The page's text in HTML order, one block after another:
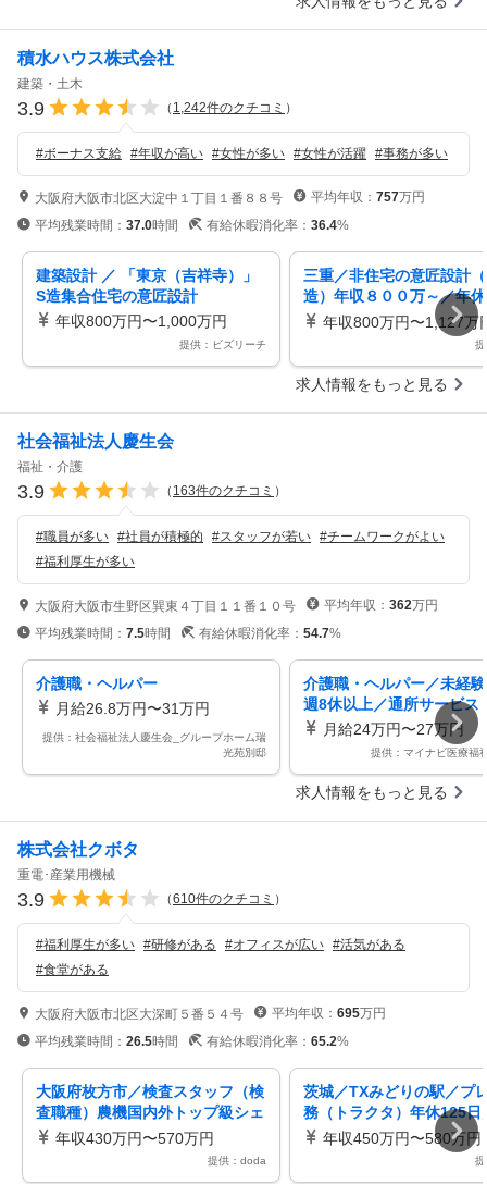
積水ハウス株式会社
建築・土木
3.9 （ 1,242件のクチコミ ）
#ボーナス支給 #年収が高い #女性が多い #女性が活躍 #事務が多い
大阪府大阪市北区大淀中１丁目１番８８号 平均年収： 757万円
平均残業時間： 37.0時間 有給休暇消化率： 36.4%
建築設計 ／ 「東京（吉祥寺）」
S造集合住宅の意匠設計
年収800万円〜1,000万円
提供：ビズリーチ
三重／非住宅の意匠設計
造）年収８００万～／年
／残業３０ｈ／累積建築
年収800万円〜1,127万
求人情報をもっと見る
社会福祉法人慶生会
福祉・介護
3.9 （ 163件のクチコミ ）
#職員が多い #社員が積極的 #スタッフが若い #チームワークがよい
#福利厚生が多い
大阪府大阪市生野区巽東４丁目１１番１０号 平均年収： 362万円
平均残業時間： 7.5時間 有給休暇消化率： 54.7%
介護職・ヘルパー
月給26.8万円〜31万円
提供：社会福祉法人慶生会_グループホーム瑞
光苑別邸
介護職・ヘルパー／未経
週8休以上／通所サービス
月給24万円〜27万円
提供：マイナビ医療福
求人情報をもっと見る
株式会社クボタ
重電･産業用機械
3.9 （610件のクチコミ ）
#福利厚生が多い #研修がある #オフィスが広い #活気がある
#食堂がある
大阪府大阪市北区大深町５番５４号 平均年収： 695万円
平均残業時間： 26.5時間 有給休暇消化率： 65.2%
大阪府枚方市／検査スタッフ（検
査職種）農機国内外トップ級シェ
ア／土日祝休み／福利厚生
年収430万円〜570万円
提供：doda
茨城／TXみどりの駅／プ
務（トラクタ）年休125日
なし／福利厚生充実
年収450万円〜580万円